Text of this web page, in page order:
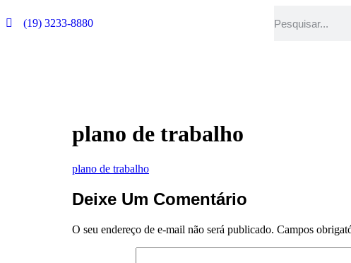
(19) 3233-8880
plano de trabalho
plano de trabalho
Deixe Um Comentário
O seu endereço de e-mail não será publicado. Campos